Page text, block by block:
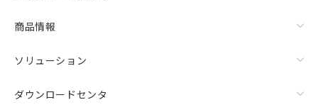
商品情報
ソリューション
ダウンロードセンタ